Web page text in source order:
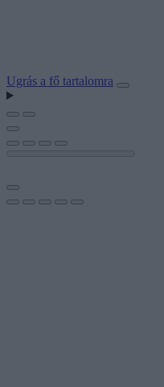
Ugrás a fő tartalomra